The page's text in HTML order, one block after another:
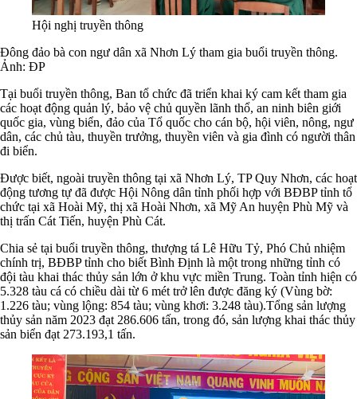
Hội nghị truyền thông
Đông đảo bà con ngư dân xã Nhơn Lý tham gia buổi truyền thông.
Ảnh: ĐP
Tại buổi truyền thông, Ban tổ chức đã triển khai ký cam kết tham gia
các hoạt động quản lý, bảo vệ chủ quyền lãnh thổ, an ninh biên giới
quốc gia, vùng biển, đảo của Tổ quốc cho cán bộ, hội viên, nông, ngư
dân, các chủ tàu, thuyền trưởng, thuyền viên và gia đình có người thân
đi biển.
Được biết, ngoài truyền thông tại xã Nhơn Lý, TP Quy Nhơn, các hoạt
động tương tự đã được Hội Nông dân tỉnh phối hợp với BĐBP tỉnh tổ
chức tại xã Hoài Mỹ, thị xã Hoài Nhơn, xã Mỹ An huyện Phù Mỹ và
thị trấn Cát Tiến, huyện Phù Cát.
Chia sẻ tại buổi truyền thông, thượng tá Lê Hữu Tỷ, Phó Chủ nhiệm
chính trị, BĐBP tỉnh cho biết Bình Định là một trong những tỉnh có
đội tàu khai thác thủy sản lớn ở khu vực miền Trung. Toàn tỉnh hiện có
5.328 tàu cá có chiều dài từ 6 mét trở lên được đăng ký (Vùng bờ:
1.226 tàu; vùng lộng: 854 tàu; vùng khơi: 3.248 tàu).Tổng sản lượng
thủy sản năm 2023 đạt 286.606 tấn, trong đó, sản lượng khai thác thủy
sản biển đạt 273.193,1 tấn.